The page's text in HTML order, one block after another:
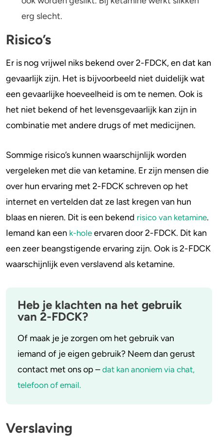
erg slecht.
Risico’s
Er is nog vrijwel niks bekend over 2-FDCK, en dat kan
gevaarlijk zijn. Het is bijvoorbeeld niet duidelijk wat
een gevaarlijke hoeveelheid is om te nemen. Ook is
het niet bekend of het levensgevaarlijk kan zijn in
combinatie met andere drugs of met medicijnen.
Sommige risico’s kunnen waarschijnlijk worden
vergeleken met die van ketamine. Er zijn mensen die
over hun ervaring met 2-FDCK schreven op het
internet en vertelden dat ze last kregen van hun
blaas en nieren. Dit is een bekend risico van ketamine.
Iemand kan een k-hole ervaren door 2-FDCK. Dit kan
een zeer beangstigende ervaring zijn. Ook is 2-FDCK
waarschijnlijk even verslavend als ketamine.
Heb je klachten na het gebruik
van 2-FDCK?
Of maak je je zorgen om het gebruik van
iemand of je eigen gebruik? Neem dan gerust
contact met ons op – dat kan anoniem via chat,
telefoon of email.
Verslaving